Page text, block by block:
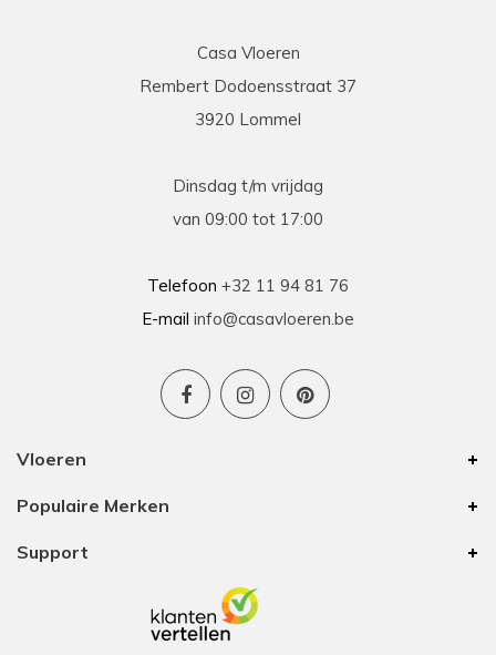
Casa Vloeren
Rembert Dodoensstraat 37
3920 Lommel
Dinsdag t/m vrijdag
van 09:00 tot 17:00
Telefoon +32 11 94 81 76
E-mail info@casavloeren.be
Vloeren
Populaire Merken
Support